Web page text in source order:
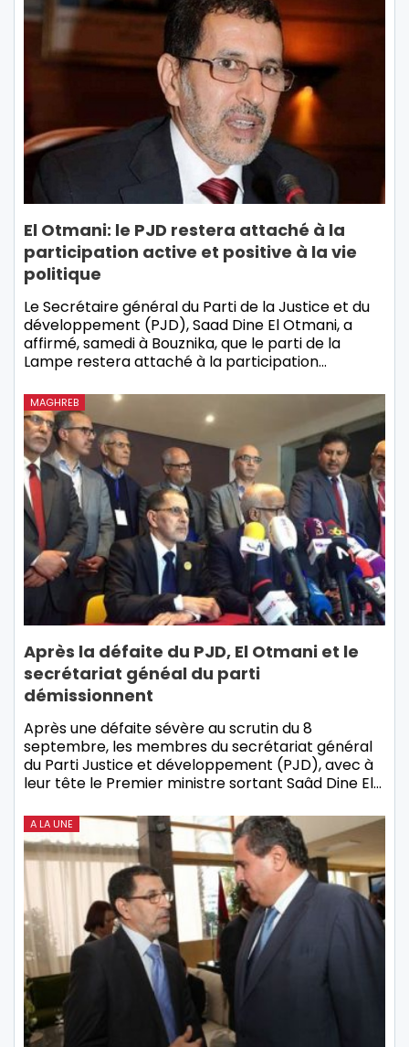
El Otmani: le PJD restera attaché à la
participation active et positive à la vie
politique
Le Secrétaire général du Parti de la Justice et du
développement (PJD), Saad Dine El Otmani, a
affirmé, samedi à Bouznika, que le parti de la
Lampe restera attaché à la participation…
MAGHREB
Après la défaite du PJD, El Otmani et le
secrétariat généal du parti
démissionnent
Après une défaite sévère au scrutin du 8
septembre, les membres du secrétariat général
du Parti Justice et développement (PJD), avec à
leur tête le Premier ministre sortant Saâd Dine El…
A LA UNE